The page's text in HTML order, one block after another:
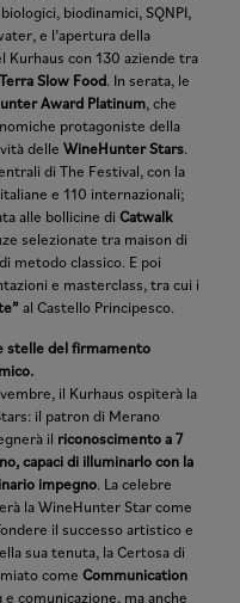
biodinamici, SQNPI,
e l’apertura della
Kurhaus con 130 aziende tra
Slow Food. In serata, le
Award Platinum, che
protagoniste della
delle WineHunter Stars.
di The Festival, con la
e 110 internazionali;
alle bollicine di Catwalk
selezionate tra maison di
metodo classico. E poi
e masterclass, tra cui i
al Castello Principesco.
stelle del firmamento
il Kurhaus ospiterà la
il patron di Merano
il riconoscimento a 7
capaci di illuminarlo con la
impegno. La celebre
la WineHunter Star come
il successo artistico e
sua tenuta, la Certosa di
come Communication
comunicazione, ma anche